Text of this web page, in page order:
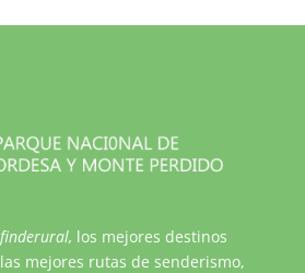
los mejores destinos
mejores rutas de senderismo,